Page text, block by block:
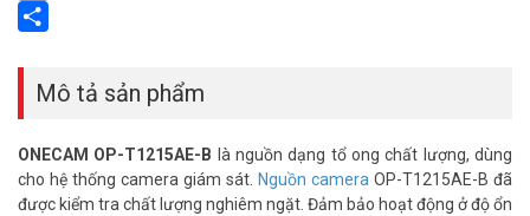
Email
Mô tả sản phẩm
ONECAM OP-T1215AE-B là nguồn dạng tổ ong chất lượng, dùng
cho hệ thống camera giám sát. Nguồn camera OP-T1215AE-B đã
được kiểm tra chất lượng nghiêm ngặt. Đảm bảo hoạt động ở độ ổn